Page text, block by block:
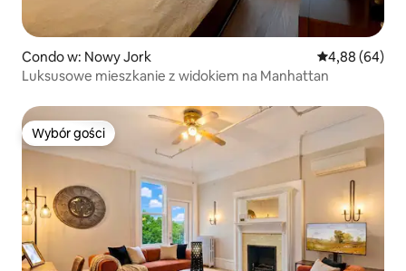
Condo w: Nowy Jork Średnia
4,88 (64)
Luksusowe mieszkanie z widokiem na Manhattan
Wybór gości
Wybór gości